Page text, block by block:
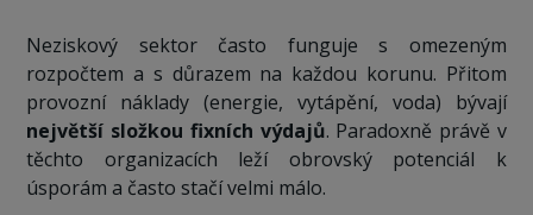
Neziskový sektor často funguje s omezeným
rozpočtem a s důrazem na každou korunu. Přitom
provozní náklady (energie, vytápění, voda) bývají
největší složkou fixních výdajů. Paradoxně právě v
těchto organizacích leží obrovský potenciál k
úsporám a často stačí velmi málo.